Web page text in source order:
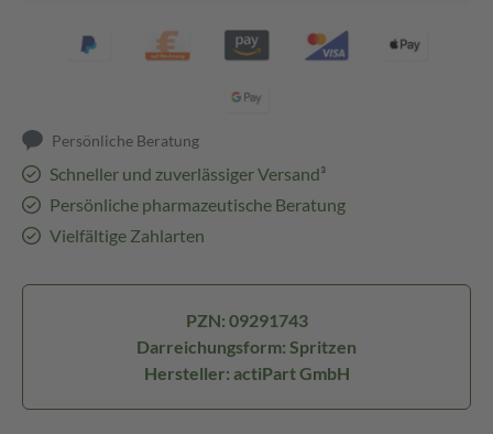
Persönliche Beratung
Schneller und zuverlässiger Versand³
Persönliche pharmazeutische Beratung
Vielfältige Zahlarten
PZN: 09291743
Darreichungsform: Spritzen
Hersteller: actiPart GmbH